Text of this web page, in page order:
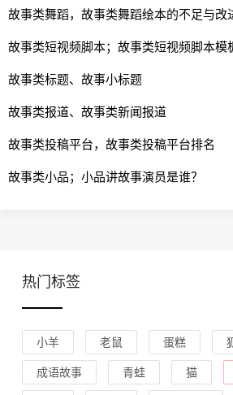
故事类舞蹈，故事类舞蹈绘本的不足与改
故事类短视频脚本；故事类短视频脚本模
故事类标题、故事小标题
故事类报道、故事类新闻报道
故事类投稿平台，故事类投稿平台排名
故事类小品；小品讲故事演员是谁？
热门标签
小羊 老鼠 蛋糕
成语故事 青蛙 猫